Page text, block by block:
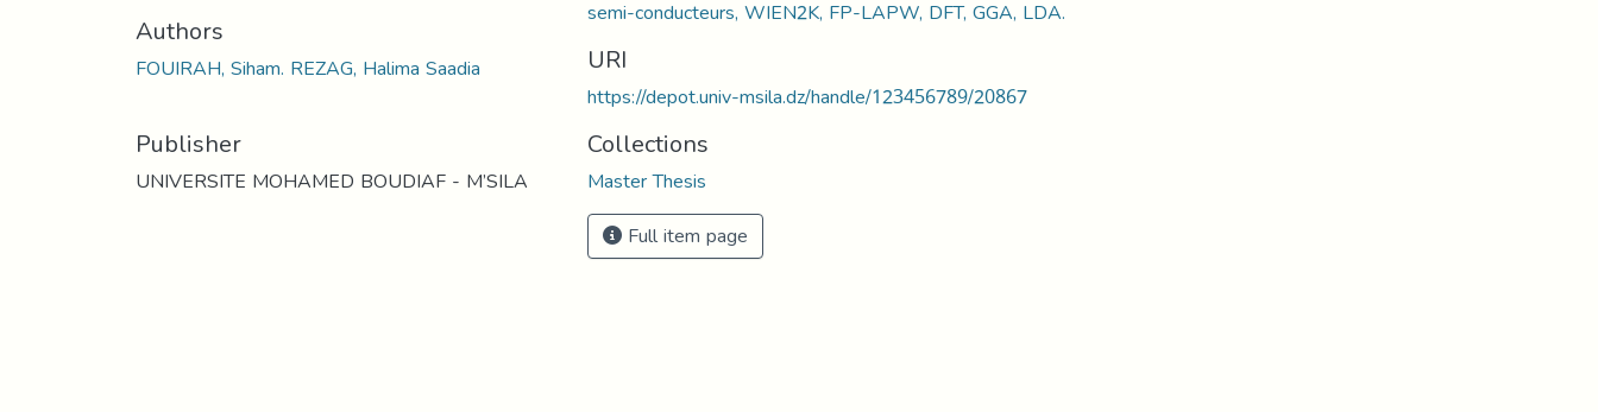
Authors
FOUIRAH, Siham. REZAG, Halima Saadia
Publisher
UNIVERSITE MOHAMED BOUDIAF - M’SILA
semi-conducteurs, WIEN2K, FP-LAPW, DFT, GGA, LDA.
URI
https://depot.univ-msila.dz/handle/123456789/20867
Collections
Master Thesis
Full item page